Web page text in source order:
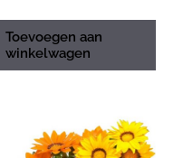
Toevoegen aan
winkelwagen